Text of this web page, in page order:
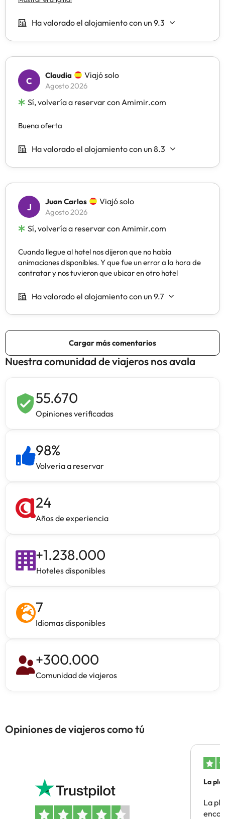
Nuestra comunidad de viajeros nos avala
55.670
Opiniones verificadas
98%
Volveria a reservar
24
Años de experiencia
+1.238.000
Hoteles disponibles
7
Idiomas disponibles
+300.000
Comunidad de viajeros
Opiniones de viajeros como tú
La
La